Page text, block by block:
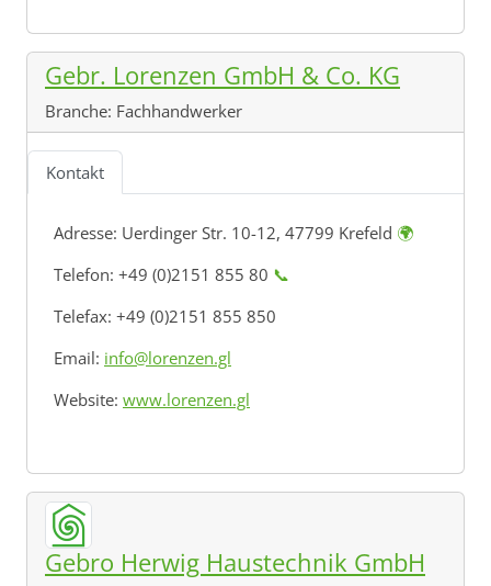
Gebr. Lorenzen GmbH & Co. KG
Branche: Fachhandwerker
Kontakt
Adresse: Uerdinger Str. 10-12, 47799 Krefeld 🌍
Telefon: +49 (0)2151 855 80 📞
Telefax: +49 (0)2151 855 850
Email: info@lorenzen.gl
Website: www.lorenzen.gl
Gebro Herwig Haustechnik GmbH